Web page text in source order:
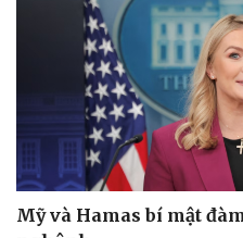
Mỹ và Hamas bí mật